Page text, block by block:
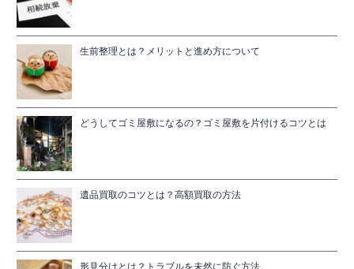
生前整理とは？メリットと進め方について
どうしてゴミ屋敷になるの？ゴミ屋敷を片付けるコツとは
遺品買取のコツとは？高額買取の方法
形見分けとは？トラブルを未然に防ぐ方法